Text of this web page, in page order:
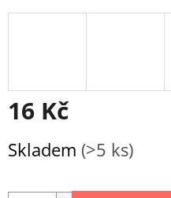
16 Kč
cena:
Skladem (>5 ks)